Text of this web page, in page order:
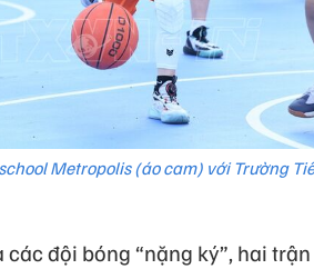
Metropolis (áo cam) với Trường
đội bóng “nặng ký”, hai